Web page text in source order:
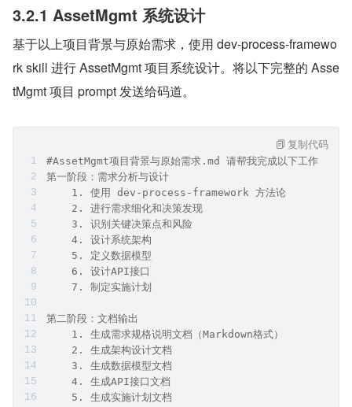
3.2 AssetMgmt 整体设计
基于以上项目背景与原始需求，使用 dev-process-framewo
rk skill 进行 AssetMgmt 项目系统设计。将以下完整的 Asse
tMgmt 项目 prompt 发送给码道。
#AssetMgmt项目背景与原始需求.md 请帮我完成以下工作 ：
    1. 使用 dev-process-framework 方法论
    2. 进行需求细化和决策发现
    3. 识别关键决策点和风险
    4. 设计系统架构
    5. 定义数据模型
    6. 设计API接口